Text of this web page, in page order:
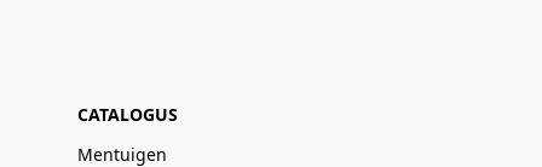
CATALOGUS
Mentuigen